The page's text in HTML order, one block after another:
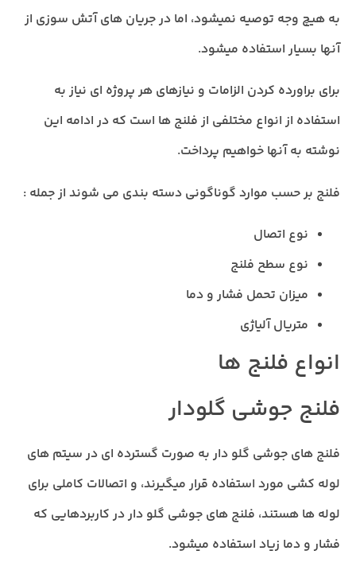
به هیچ وجه توصیه نمیشود، اما در جریان های آتش سوزی از
آنها بسیار استفاده میشود.
برای براورده کردن الزامات و نیازهای هر پروژه ای نیاز به
استفاده از انواع مختلفی از فلنج ها است که در ادامه این
نوشته به آنها خواهیم پرداخت.
فلنج بر حسب موارد گوناگونی دسته بندی می شوند از جمله :
نوع اتصال
نوع سطح فلنج
میزان تحمل فشار و دما
متریال آلیاژی
انواع فلنج ها
فلنج جوشی گلودار
فلنج های جوشی گلو دار به صورت گسترده ای در سیتم های
لوله کشی مورد استفاده قرار میگیرند، و اتصالات کاملی برای
لوله ها هستند، فلنج های جوشی گلو دار در کاربردهایی که
فشار و دما زیاد استفاده میشود.